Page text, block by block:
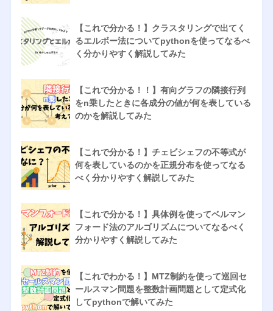
【これで分かる！】クラスタリングで出てく
るエルボー法についてpythonを使ってなるべ
く分かりやすく解説してみた
【これで分かる！！】有向グラフの隣接行列
をn乗したときに各成分の値が何を表している
のかを解説してみた
【これで分かる！】チェビシェフの不等式が
何を表しているのかを正規分布を使ってなる
べく分かりやすく解説してみた
【これで分かる！】具体例を使ってベルマン
フォード法のアルゴリズムについてなるべく
分かりやすく解説してみた
【これでわかる！】MTZ制約を使って巡回セ
ールスマン問題を整数計画問題として定式化
してpythonで解いてみた